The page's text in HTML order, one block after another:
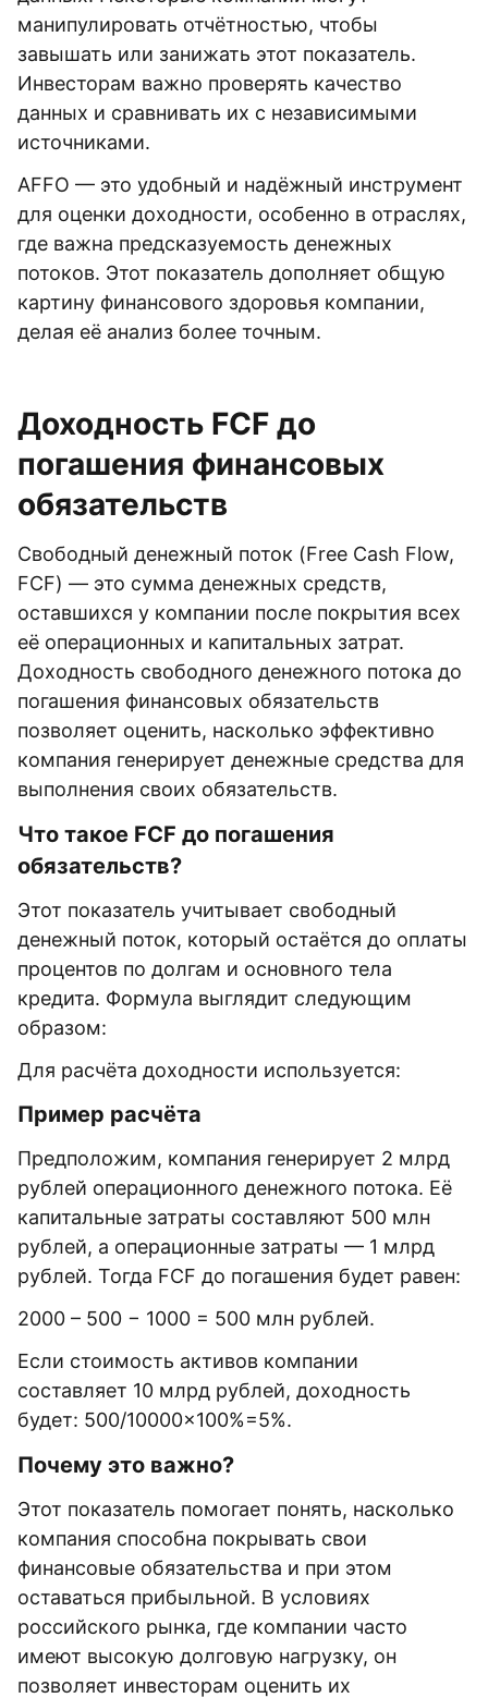
манипулировать отчётностью, чтобы
завышать или занижать этот показатель.
Инвесторам важно проверять качество
данных и сравнивать их с независимыми
источниками.
AFFO — это удобный и надёжный инструмент
для оценки доходности, особенно в отраслях,
где важна предсказуемость денежных
потоков. Этот показатель дополняет общую
картину финансового здоровья компании,
делая её анализ более точным.
Доходность FCF до
погашения финансовых
обязательств
Свободный денежный поток (Free Cash Flow,
FCF) — это сумма денежных средств,
оставшихся у компании после покрытия всех
её операционных и капитальных затрат.
Доходность свободного денежного потока до
погашения финансовых обязательств
позволяет оценить, насколько эффективно
компания генерирует денежные средства для
выполнения своих обязательств.
Что такое FCF до погашения
обязательств?
Этот показатель учитывает свободный
денежный поток, который остаётся до оплаты
процентов по долгам и основного тела
кредита. Формула выглядит следующим
образом:
Для расчёта доходности используется:
Пример расчёта
Предположим, компания генерирует 2 млрд
рублей операционного денежного потока. Её
капитальные затраты составляют 500 млн
рублей, а операционные затраты — 1 млрд
рублей. Тогда FCF до погашения будет равен:
2000 – 500 − 1000 = 500 млн рублей.
Если стоимость активов компании
составляет 10 млрд рублей, доходность
будет: 500/10000×100%=5%.
Почему это важно?
Этот показатель помогает понять, насколько
компания способна покрывать свои
финансовые обязательства и при этом
оставаться прибыльной. В условиях
российского рынка, где компании часто
имеют высокую долговую нагрузку, он
позволяет инвесторам оценить их